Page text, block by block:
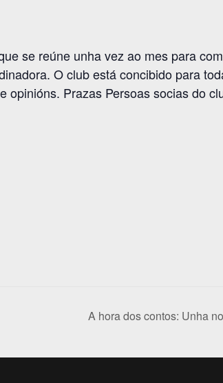
se reúne unha vez ao mes para
O club está concibido para
opinións. Prazas Persoas socias do
A hora dos contos: Unha